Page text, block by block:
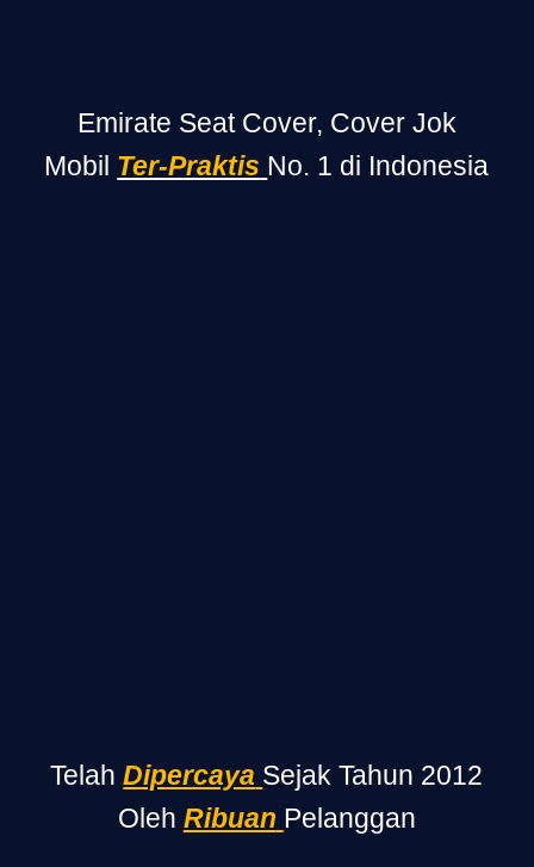
Emirate Seat Cover, Cover Jok
Mobil Ter-Praktis No. 1 di Indonesia
TelahDipercaya Sejak Tahun 2012
Oleh Ribuan Pelanggan